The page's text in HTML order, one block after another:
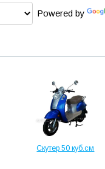
Powered by
Скутер 50 куб.см